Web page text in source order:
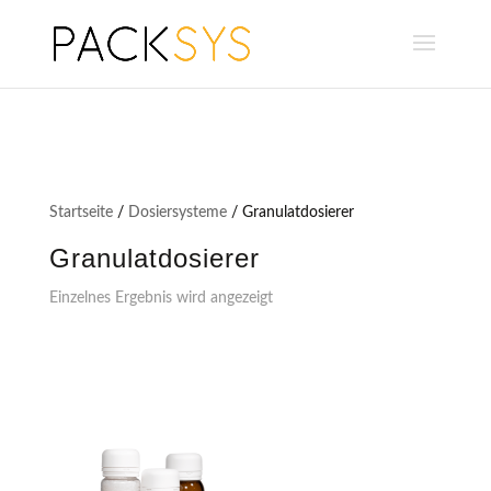
Startseite/ Dosiersysteme/ Granulatdosierer
Granulatdosierer
Einzelnes Ergebnis wird angezeigt